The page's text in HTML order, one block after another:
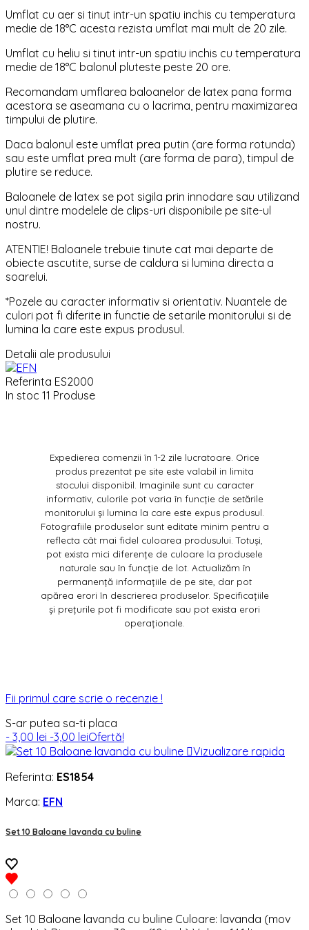
Umflat cu aer si tinut intr-un spatiu inchis cu temperatura
medie de 18°C acesta rezista umflat mai mult de 20 zile.
Umflat cu heliu si tinut intr-un spatiu inchis cu temperatura
medie de 18°C balonul pluteste peste 20 ore.
Recomandam umflarea baloanelor de latex pana forma
acestora se aseamana cu o lacrima, pentru maximizarea
timpului de plutire.
Daca balonul este umflat prea putin (are forma rotunda)
sau este umflat prea mult (are forma de para), timpul de
plutire se reduce.
Baloanele de latex se pot sigila prin innodare sau utilizand
unul dintre modelele de clips-uri disponibile pe site-ul
nostru.
ATENTIE! Baloanele trebuie tinute cat mai departe de
obiecte ascutite, surse de caldura si lumina directa a
soarelui.
*Pozele au caracter informativ si orientativ. Nuantele de
culori pot fi diferite in functie de setarile monitorului si de
lumina la care este expus produsul.
Detalii ale produsului
Referinta ES2000
In stoc 11 Produse
Expedierea comenzii în 1-2 zile lucratoare. Orice
produs prezentat pe site este valabil in limita
stocului disponibil. Imaginile sunt cu caracter
informativ, culorile pot varia în funcție de setările
monitorului și lumina la care este expus produsul.
Fotografiile produselor sunt editate minim pentru a
reflecta cât mai fidel culoarea produsului. Totuși,
pot exista mici diferențe de culoare la produsele
naturale sau în funcție de lot. Actualizăm în
permanență informațiile de pe site, dar pot
apărea erori în descrierea produselor. Specificațiile
și prețurile pot fi modificate sau pot exista erori
operaționale.
Fii primul care scrie o recenzie !
S-ar putea sa-ti placa
- 3,00 lei -3,00 leiOfertă!
Vizualizare rapida
Referinta: ES1854
Marca: EFN
Set 10 Baloane lavanda cu buline
Set 10 Baloane lavanda cu buline Culoare: lavanda (mov